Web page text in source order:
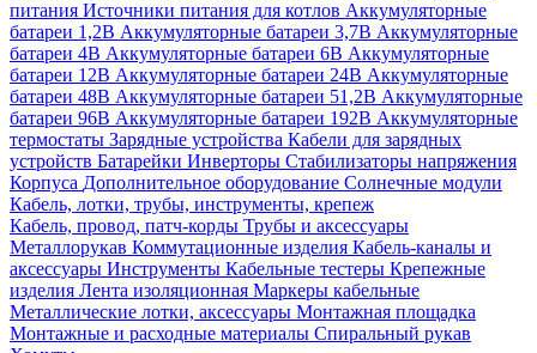
питания Источники питания для котлов Аккумуляторные
батареи 1,2В Аккумуляторные батареи 3,7В Аккумуляторные
батареи 4В Аккумуляторные батареи 6В Аккумуляторные
батареи 12В Аккумуляторные батареи 24В Аккумуляторные
батареи 48В Аккумуляторные батареи 51,2В Аккумуляторные
батареи 96В Аккумуляторные батареи 192В Аккумуляторные
термостаты Зарядные устройства Кабели для зарядных
устройств Батарейки Инверторы Стабилизаторы напряжения
Корпуса Дополнительное оборудование Солнечные модули
Кабель, лотки, трубы, инструменты, крепеж
Кабель, провод, патч-корды Трубы и аксессуары
Металлорукав Коммутационные изделия Кабель-каналы и
аксессуары Инструменты Кабельные тестеры Крепежные
изделия Лента изоляционная Маркеры кабельные
Металлические лотки, аксессуары Монтажная площадка
Монтажные и расходные материалы Спиральный рукав